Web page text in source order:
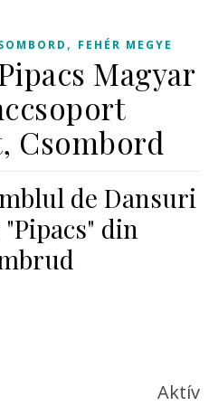
, FEHÉR MEGYE
Magyar
Csombord
de Dansuri
din
Aktív